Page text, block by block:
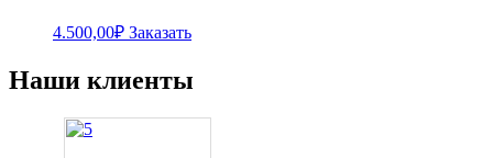
4.500,00₽ Заказать
Наши клиенты